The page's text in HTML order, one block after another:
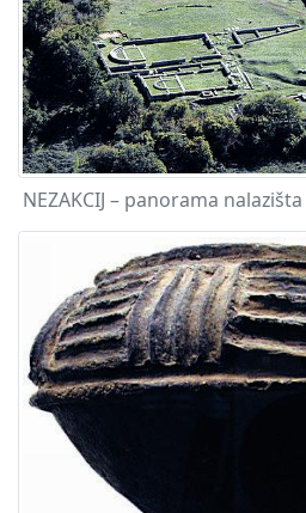
NEZAKCIJ – panorama nalazišta